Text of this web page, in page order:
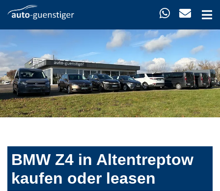
BMW Z4 in Altentreptow
kaufen oder leasen